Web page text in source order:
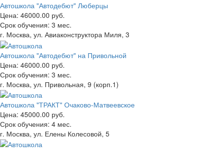
Автошкола "Автодебют" Люберцы
Цена: 46000.00 руб.
Срок обучения: 3 мес.
г. Москва, ул. Авиаконструктора Миля, 3
Автошкола "Автодебют" на Привольной
Цена: 46000.00 руб.
Срок обучения: 3 мес.
г. Москва, ул. Привольная, 9 (корп.1)
Автошкола "ТРАКТ" Очаково-Матвеевское
Цена: 45000.00 руб.
Срок обучения: 4 мес.
г. Москва, ул. Елены Колесовой, 5